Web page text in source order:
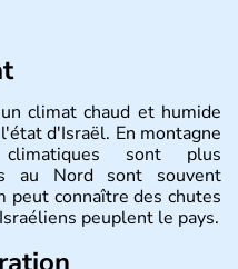
climat chaud et humide
d'Israël. En montagne
sont plus
au Nord sont souvent
peut connaître des chutes
peuplent le pays.